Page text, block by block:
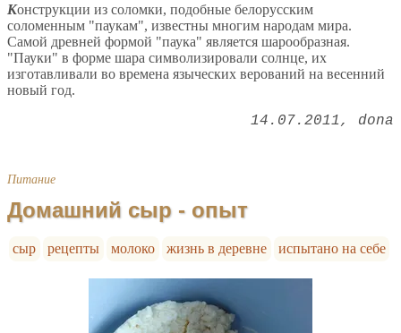
Конструкции из соломки, подобные белорусским
соломенным "паукам", известны многим народам мира.
Самой древней формой "паука" является шарообразная.
"Пауки" в форме шара символизировали солнце, их
изготавливали во времена языческих верований на весенний
новый год.
14.07.2011 dona
Питание
Домашний сыр - опыт
сыр рецепты молоко жизнь в деревне испытано на себе